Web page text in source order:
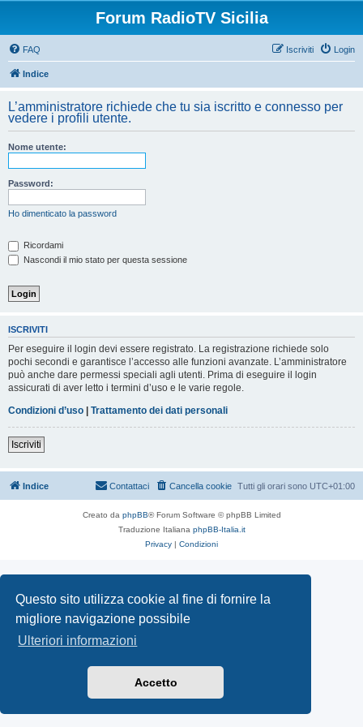
Questo sito utilizza cookie al fine di fornire la
migliore navigazione possibile
Ulteriori informazioni
Accetto
Forum RadioTV Sicilia
FAQ Login
Iscriviti
Indice
L’amministratore richiede che tu sia iscritto e connesso per
vedere i profili utente.
Nome utente:
Password:
Ho dimenticato la password
Ricordami
Nascondi il mio stato per questa sessione
ISCRIVITI
Per eseguire il login devi essere registrato. La registrazione richiede solo
pochi secondi e garantisce l’accesso alle funzioni avanzate. L’amministratore
può anche dare permessi speciali agli utenti. Prima di eseguire il login
assicurati di aver letto i termini d’uso e le varie regole.
Condizioni d’uso | Trattamento dei dati personali
Iscriviti
Indice Tutti gli orari sono UTC+01:00
Cancella cookie
Contattaci
Creato da phpBB® Forum Software © phpBB Limited
Traduzione Italiana phpBB-Italia.it
Privacy | Condizioni